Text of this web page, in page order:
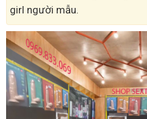
girl người mẫu.